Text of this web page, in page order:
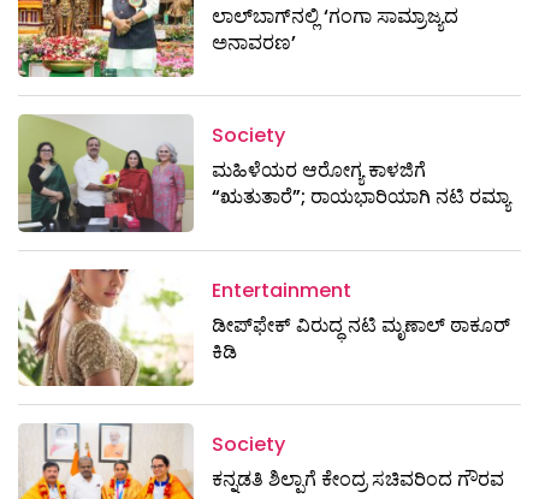
ಲಾಲ್‌ಬಾಗ್‌ನಲ್ಲಿ ‘ಗಂಗಾ ಸಾಮ್ರಾಜ್ಯದ
ಅನಾವರಣ’
Society
ಮಹಿಳೆಯರ ಆರೋಗ್ಯ ಕಾಳಜಿಗೆ
“ಋತುತಾರೆ”; ರಾಯಭಾರಿಯಾಗಿ ನಟಿ ರಮ್ಯಾ
Entertainment
ಡೀಪ್‌ಫೇಕ್ ವಿರುದ್ಧ ನಟಿ ಮೃಣಾಲ್ ಠಾಕೂರ್
ಕಿಡಿ
Society
ಕನ್ನಡತಿ ಶಿಲ್ಪಾಗೆ ಕೇಂದ್ರ ಸಚಿವರಿಂದ ಗೌರವ